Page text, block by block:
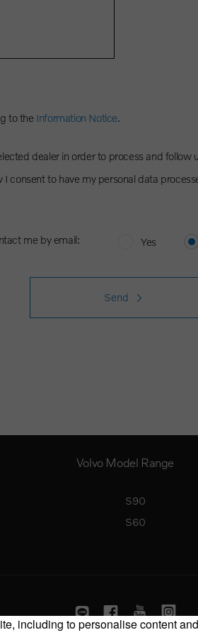
to the Information Notice.
dealer in order to process and follow
consent to have my personal data
me by email: Yes
Send
Volvo Model Range
S90
S60
including to personalise content